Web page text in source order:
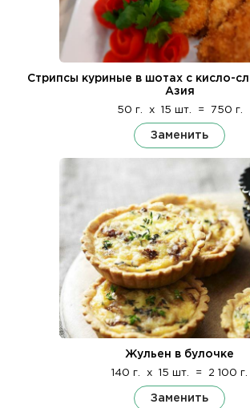
Стрипсы куриные в шотах с кисло-
Азия
50 г. x 15 шт. = 750 г.
Заменить
Жульен в булочке
140 г. x 15 шт. = 2 100 г.
Заменить